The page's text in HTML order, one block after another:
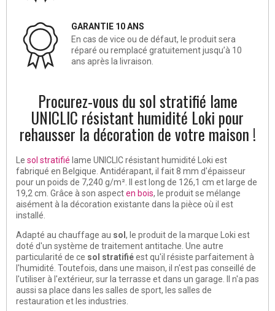
GARANTIE 10 ANS
En cas de vice ou de défaut, le produit sera
réparé ou remplacé gratuitement jusqu’à 10
ans après la livraison.
Procurez-vous du sol stratifié lame
UNICLIC résistant humidité Loki pour
rehausser la décoration de votre maison !
Le sol stratifié lame UNICLIC résistant humidité Loki est
fabriqué en Belgique. Antidérapant, il fait 8 mm d'épaisseur
pour un poids de 7,240 g/m². Il est long de 126,1 cm et large de
19,2 cm. Grâce à son aspecten bois, le produit se mélange
aisément à la décoration existante dans la pièce où il est
installé.
Adapté au chauffage au sol , le produit de la marque Loki est
doté d'un système de traitement antitache. Une autre
particularité de ce sol stratifiéest qu'il résiste parfaitement à
l'humidité. Toutefois, dans une maison, il n'est pas conseillé de
l'utiliser à l'extérieur, sur la terrasse et dans un garage. Il n'a pas
aussi sa place dans les salles de sport, les salles de
restauration et les industries.